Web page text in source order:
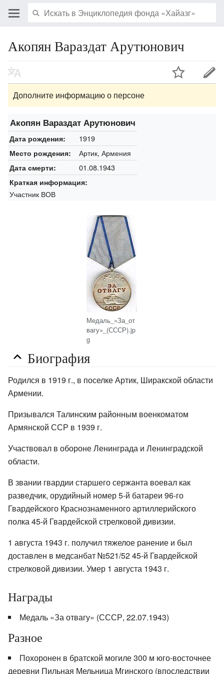
Акопян Вараздат Арутюнович
Дополните информацию о персоне
Акопян Вараздат Арутюнович
Дата рождения: 1919
Место рождения: Артик, Армения
Дата смерти: 01.08.1943
Краткая информация:
Участник ВОВ
Медаль_«За_от
вагу»_(СССР).jp
g
Биография
Родился в 1919 г., в поселке Артик, Ширакской области
Армении.
Призывался Талинским районным военкоматом
Армянской ССР в 1939 г.
Участвовал в обороне Ленинграда и Ленинградской
области.
В звании гвардии старшего сержанта воевал как
разведчик, орудийный номер 5-й батареи 96-го
Гвардейского Краснознаменного артиллерийского
полка 45-й Гвардейской стрелковой дивизии.
1 августа 1943 г. получил тяжелое ранение и был
доставлен в медсанбат №521/52 45-й Гвардейской
стрелковой дивизии. Умер 1 августа 1943 г.
Награды
Медаль «За отвагу» (СССР, 22.07.1943)
Разное
Похоронен в братской могиле 300 м юго-восточнее
деревни Пильная Мельница Мгинского (впоследствии